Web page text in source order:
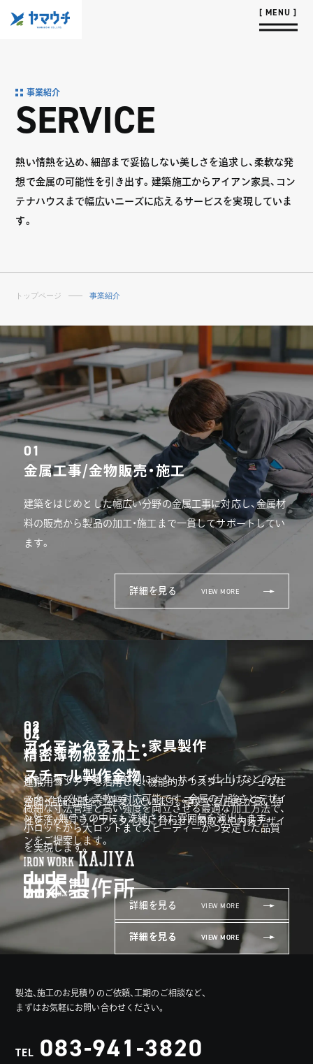
事業紹介
SERVICE
熱い情熱を込め、細部まで妥協しない美しさを追求し、柔軟な発
想で金属の可能性を引き出す。建築施工からアイアン家具、コン
テナハウスまで幅広いニーズに応えるサービスを実現していま
す。
トップページ 事業紹介
01
金属工事/金物販売・施工
建築をはじめとした幅広い分野の金属工事に対応し、金属材
料の販売から製品の加工・施工まで一貫してサポートしてい
ます。
詳細を見る VIEW MORE
02
アイアンクラフト・家具製作
自社工場での一貫生産体制により、サイズ・仕上げなどのカ
スタマイズにも柔軟に対応可能です。金属の力強さとデザイ
ン性で、無骨さの中にも洗練された雰囲気を演出します。
詳細を見る VIEW MORE
03
コンテナハウス
運搬用コンテナを活用した、機能的かつスタイリッシュな住
空間・店舗空間をご提案しています。頑丈で自由度が高い特
性を活かし、ライフスタイルに合わせた間取りや内装デザイ
ンをご提案します。
詳細を見る VIEW MORE
04
精密薄物板金加工・
スチール製作金物
微細な寸法管理と高い強度を両立させる最適な加工方法で、
小ロットから大ロットまでスピーディーかつ安定した品質
を実現します。
詳細を見る VIEW MORE
製造、施工のお見積りのご依頼、工期のご相談など、
まずはお気軽にお問い合わせください。
TEL 083-941-3820